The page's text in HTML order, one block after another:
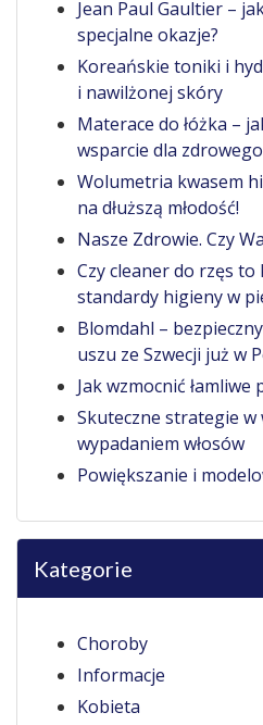
Jean Paul Gaultier –
specjalne okazje?
Koreańskie toniki i
i nawilżonej skóry
Materace do łóżka –
wsparcie dla
Wolumetria kwasem
na dłuższą młodość!
Nasze Zdrowie. Czy
Czy cleaner do rzęs
standardy higieny w
Blomdahl –
uszu ze Szwecji już w
Jak wzmocnić łamliwe
Skuteczne strategie w
wypadaniem włosów
Powiększanie i
Kategorie
Choroby
Informacje
Kobieta